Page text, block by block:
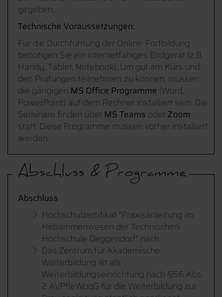
gegeben.
Technische Voraussetzungen:
Für die Durchführung der Online-Fortbildung
benötigen Sie ein internetfähiges Endgerät (z.B.
Handy, Tablet, Notebook). Um gut am Kurs und
den Prüfungen teilnehmen zu können, müssen
die gängigen MS Office Programme (Word,
PowerPoint) auf dem Rechner installiert sein. Die
Seminare finden über MS Teams oder Zoom
statt. Diese Programme müssen vorher installiert
werden.
Abschluss & Programme
Abschluss
Hochschulzertifikat "Praxisanleitung im
Hebammenwesen der Technischen
Hochschule Deggendorf" nach
Das Zentrum für Akademische
Weiterbildung ist als
Weiterbildungseinrichtung nach §56 Abs.
2 AVPfleWoqG für die Weiterbildung zur